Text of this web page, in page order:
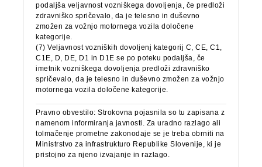
podaljša veljavnost vozniškega dovoljenja, če predloži
zdravniško spričevalo, da je telesno in duševno
zmožen za vožnjo motornega vozila določene
kategorije.
(7) Veljavnost vozniških dovoljenj kategorij C, CE, C1,
C1E, D, DE, D1 in D1E se po poteku podaljša, če
imetnik vozniškega dovoljenja predloži zdravniško
spričevalo, da je telesno in duševno zmožen za vožnjo
motornega vozila določene kategorije.
Pravno obvestilo: Strokovna pojasnila so tu zapisana z
namenom informiranja javnosti. Za uradno razlago ali
tolmačenje prometne zakonodaje se je treba obrniti na
Ministrstvo za infrastrukturo Republike Slovenije, ki je
pristojno za njeno izvajanje in razlago.